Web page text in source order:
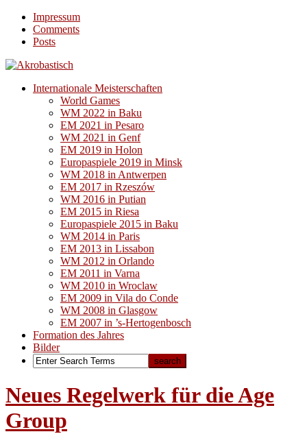
Impressum
Comments
Posts
Internationale Meisterschaften
World Games
WM 2022 in Baku
EM 2021 in Pesaro
WM 2021 in Genf
EM 2019 in Holon
Europaspiele 2019 in Minsk
WM 2018 in Antwerpen
EM 2017 in Rzeszów
WM 2016 in Putian
EM 2015 in Riesa
Europaspiele 2015 in Baku
WM 2014 in Paris
EM 2013 in Lissabon
WM 2012 in Orlando
EM 2011 in Varna
WM 2010 in Wroclaw
EM 2009 in Vila do Conde
WM 2008 in Glasgow
EM 2007 in ’s-Hertogenbosch
Formation des Jahres
Bilder
Neues Regelwerk für die Age
Group